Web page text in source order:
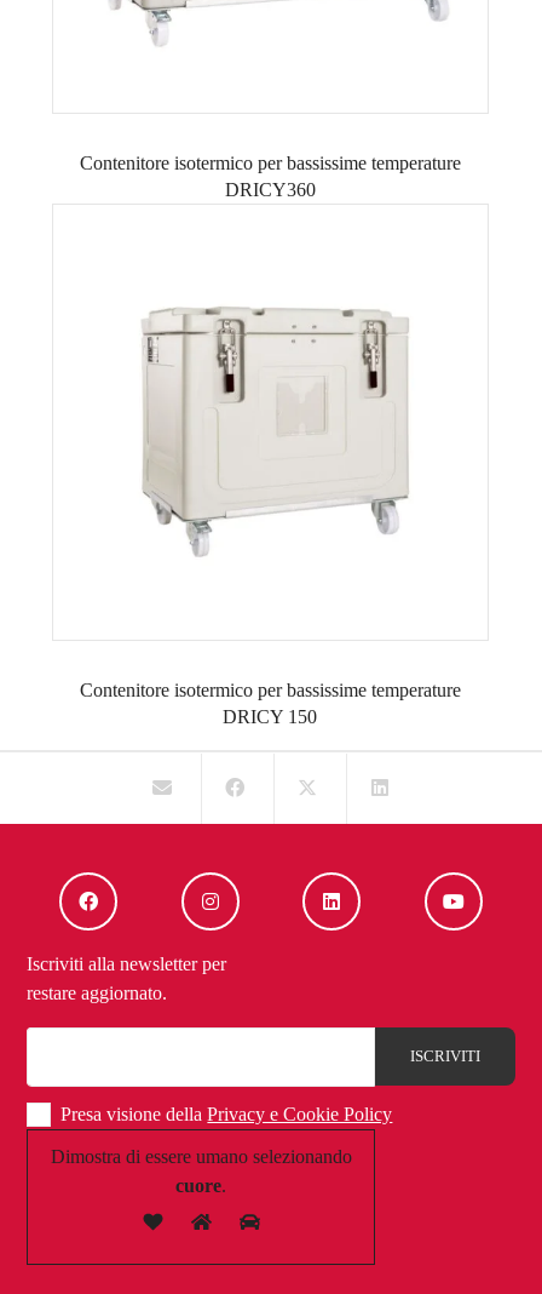
Contenitore isotermico per bassissime temperature
DRICY360
Contenitore isotermico per bassissime temperature
DRICY 150
Iscriviti alla newsletter per
restare aggiornato.
Presa visione dellaPrivacy e Cookie Policy
Dimostra di essere umano selezionando
cuore.